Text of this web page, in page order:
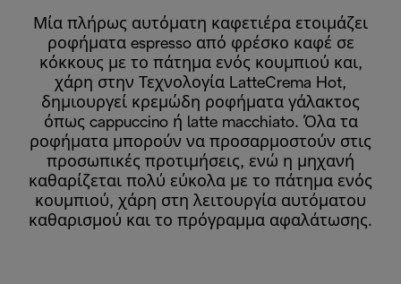
Μία πλήρως αυτόματη καφετιέρα ετοιμάζει
ροφήματα espresso από φρέσκο καφέ σε
κόκκους με το πάτημα ενός κουμπιού και,
χάρη στην Τεχνολογία LatteCrema Hot,
δημιουργεί κρεμώδη ροφήματα γάλακτος
όπως cappuccino ή latte macchiato. Όλα τα
ροφήματα μπορούν να προσαρμοστούν στις
προσωπικές προτιμήσεις, ενώ η μηχανή
καθαρίζεται πολύ εύκολα με το πάτημα ενός
κουμπιού, χάρη στη λειτουργία αυτόματου
καθαρισμού και το πρόγραμμα αφαλάτωσης.